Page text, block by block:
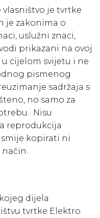
vlasništvo je tvrtke
je zakonima o
uslužni znaci,
prikazani na ovoj
cijelom svijetu i ne
pismenog
sadržaja s
no samo za
Nisu
reprodukcija
smije kopirati ni
dijela
tvrtke Elektro